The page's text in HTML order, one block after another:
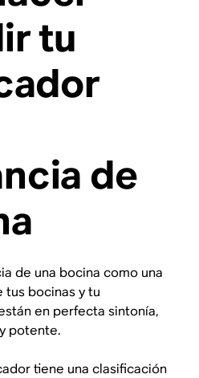
tu
de
de una bocina como una
bocinas y tu
en perfecta sintonía,
potente.
tiene una clasificación